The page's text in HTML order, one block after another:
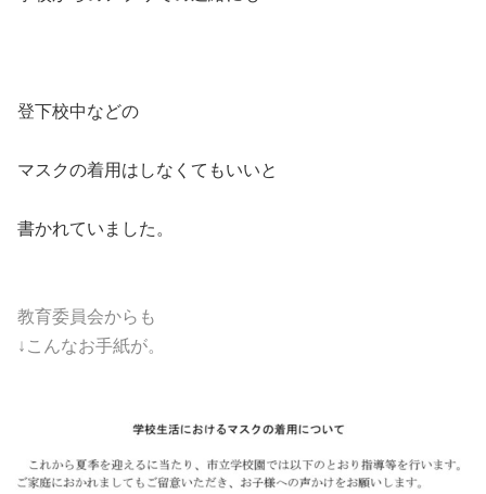
登下校中などの
マスクの着用はしなくてもいいと
書かれていました。
教育委員会からも
↓こんなお手紙が。